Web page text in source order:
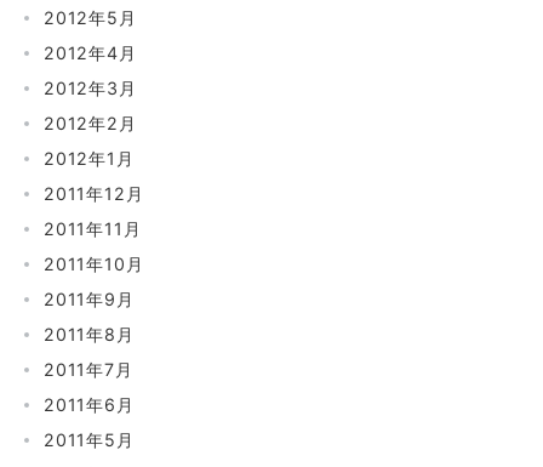
2012年5月
2012年4月
2012年3月
2012年2月
2012年1月
2011年12月
2011年11月
2011年10月
2011年9月
2011年8月
2011年7月
2011年6月
2011年5月